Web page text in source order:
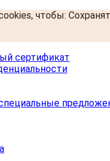
чтобы:
сертификат